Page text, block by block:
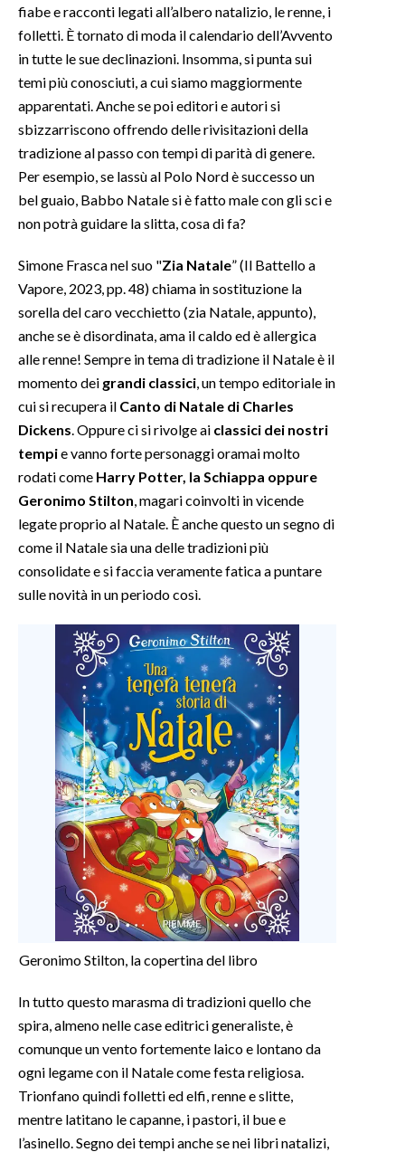
EVENTI
#CARAUNIONE
3 MINUTI CON
INSULARITÀ
INFO AZIENDE
ABBONATI
PUBBLICITÀ
SPIAGGE
STORE
fiabe e racconti legati all’albero natalizio, le renne, i
folletti. È tornato di moda il calendario dell’Avvento
in tutte le sue declinazioni. Insomma, si punta sui
temi più conosciuti, a cui siamo maggiormente
apparentati. Anche se poi editori e autori si
sbizzarriscono offrendo delle rivisitazioni della
tradizione al passo con tempi di parità di genere.
Per esempio, se lassù al Polo Nord è successo un
bel guaio, Babbo Natale si è fatto male con gli sci e
non potrà guidare la slitta, cosa di fa?
Simone Frasca nel suo "Zia Natale” (Il Battello a
Vapore, 2023, pp. 48) chiama in sostituzione la
sorella del caro vecchietto (zia Natale, appunto),
anche se è disordinata, ama il caldo ed è allergica
alle renne! Sempre in tema di tradizione il Natale è il
momento dei grandi classici , un tempo editoriale in
cui si recupera il Canto di Natale di Charles
Dickens . Oppure ci si rivolge ai classici dei nostri
tempie vanno forte personaggi oramai molto
rodati come Harry Potter, la Schiappa oppure
Geronimo Stilton , magari coinvolti in vicende
legate proprio al Natale. È anche questo un segno di
come il Natale sia una delle tradizioni più
consolidate e si faccia veramente fatica a puntare
sulle novità in un periodo così.
Geronimo Stilton, la copertina del libro
In tutto questo marasma di tradizioni quello che
spira, almeno nelle case editrici generaliste, è
comunque un vento fortemente laico e lontano da
ogni legame con il Natale come festa religiosa.
Trionfano quindi folletti ed elfi, renne e slitte,
mentre latitano le capanne, i pastori, il bue e
l’asinello. Segno dei tempi anche se nei libri natalizi,